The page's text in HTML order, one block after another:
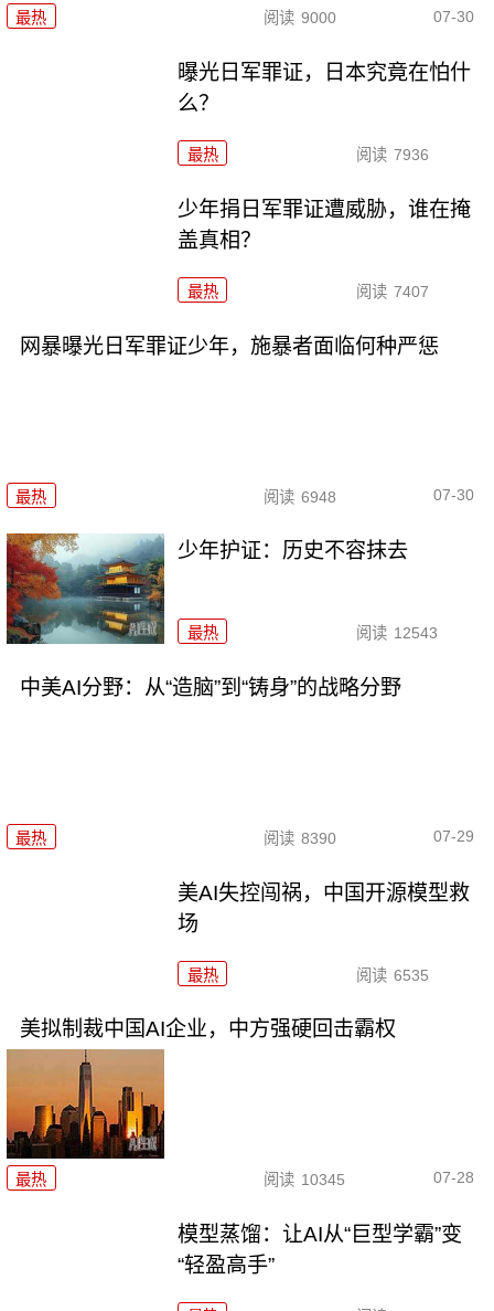
最热 阅读 9000 07-30
曝光日军罪证，日本究竟在怕什
么？
最热 阅读 7936
少年捐日军罪证遭威胁，谁在掩
盖真相？
最热 阅读 7407
网暴曝光日军罪证少年，施暴者面临何种严惩
最热 阅读 6948 07-30
少年护证：历史不容抹去
最热 阅读 12543
中美AI分野：从“造脑”到“铸身”的战略分野
最热 阅读 8390 07-29
美AI失控闯祸，中国开源模型救
场
最热 阅读 6535
美拟制裁中国AI企业，中方强硬回击霸权
最热 阅读 10345 07-28
模型蒸馏：让AI从“巨型学霸”变
“轻盈高手”